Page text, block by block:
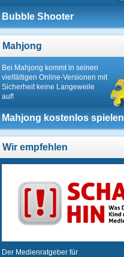
Bubble Shooter
Mahjong
Bei Mahjong kommt in seinen
vielfältigen Online-Versionen mit
Sicherheit keine Langeweile
auf!
Mahjong kostenlos spielen
Wir empfehlen
Der Medienratgeber für